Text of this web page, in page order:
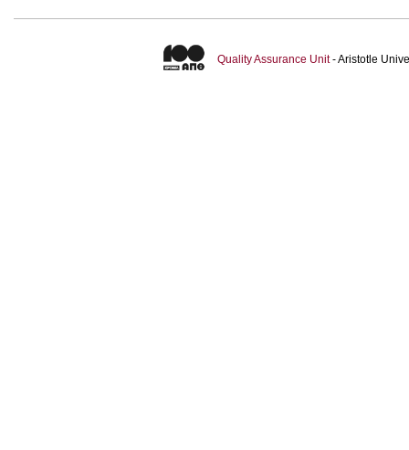
Quality Assurance Unit- Aristotle